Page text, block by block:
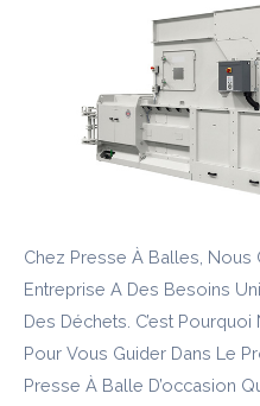
Chez Presse À Balles,
Entreprise A Des Besoins
Des Déchets. C’est
Pour Vous Guider Dans Le
Presse À Balle D’occasion